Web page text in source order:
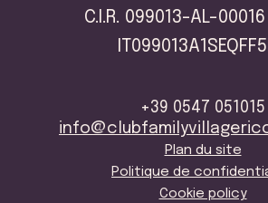
C.I.R. 099013-AL-00016
+39 0547 051015
Plan du site
Politique de
Cookie policy